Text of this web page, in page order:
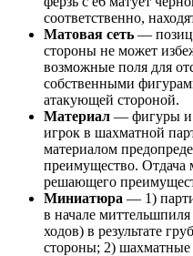
соответственно,
Матовая сеть —
стороны не может
возможные поля для
собственными
атакующей стороной.
Материал — фигуры и
игрок в шахматной
материалом
преимущество. Отдача
решающего
Миниатюра — 1)
в начале
ходов) в результате
стороны; 2)